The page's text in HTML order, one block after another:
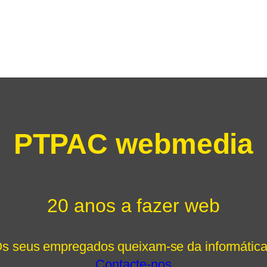
PTPAC webmedia
20 anos a fazer web
seus empregados queixam-se da